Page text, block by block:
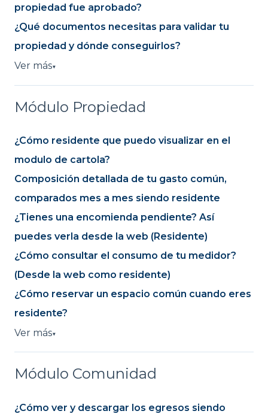
propiedad fue aprobado?
¿Qué documentos necesitas para validar tu
propiedad y dónde conseguirlos?
Ver más▼
Módulo Propiedad
¿Cómo residente que puedo visualizar en el
modulo de cartola?
Composición detallada de tu gasto común,
comparados mes a mes siendo residente
¿Tienes una encomienda pendiente? Así
puedes verla desde la web (Residente)
¿Cómo consultar el consumo de tu medidor?
(Desde la web como residente)
¿Cómo reservar un espacio común cuando eres
residente?
Ver más▼
Módulo Comunidad
¿Cómo ver y descargar los egresos siendo